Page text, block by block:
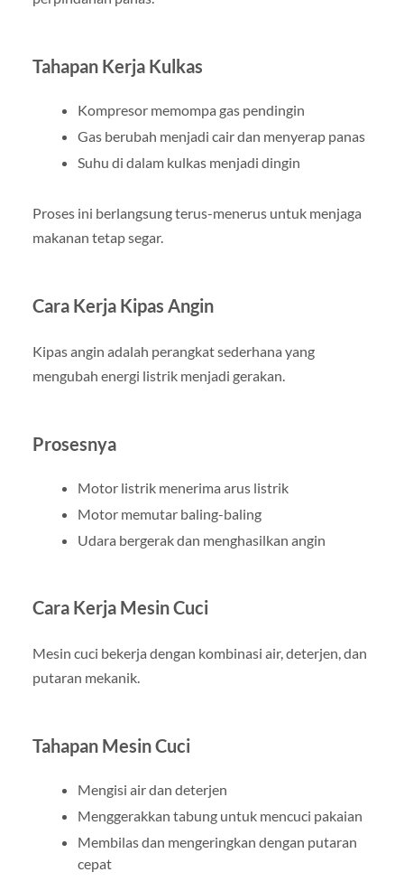
Tahapan Kerja Kulkas
Kompresor memompa gas pendingin
Gas berubah menjadi cair dan menyerap panas
Suhu di dalam kulkas menjadi dingin
Proses ini berlangsung terus-menerus untuk menjaga
makanan tetap segar.
Cara Kerja Kipas Angin
Kipas angin adalah perangkat sederhana yang
mengubah energi listrik menjadi gerakan.
Prosesnya
Motor listrik menerima arus listrik
Motor memutar baling-baling
Udara bergerak dan menghasilkan angin
Cara Kerja Mesin Cuci
Mesin cuci bekerja dengan kombinasi air, deterjen, dan
putaran mekanik.
Tahapan Mesin Cuci
Mengisi air dan deterjen
Menggerakkan tabung untuk mencuci pakaian
Membilas dan mengeringkan dengan putaran
cepat